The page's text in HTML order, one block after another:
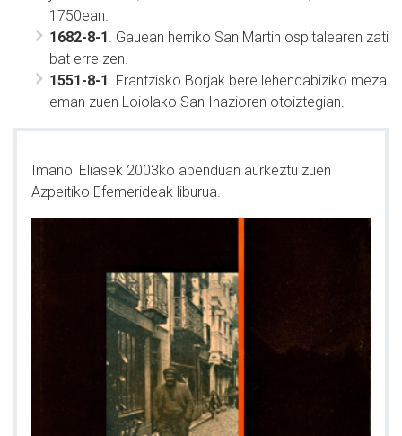
1750ean.
1682-8-1 . Gauean herriko San Martin ospitalearen zati
bat erre zen.
1551-8-1 . Frantzisko Borjak bere lehendabiziko meza
eman zuen Loiolako San Inazioren otoiztegian.
Imanol Eliasek 2003ko abenduan aurkeztu zuen
Azpeitiko Efemerideak liburua.